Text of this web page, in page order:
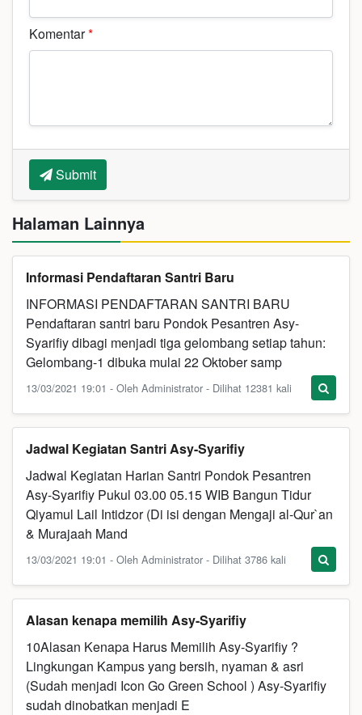
Komentar*
Submit
Halaman Lainnya
Informasi Pendaftaran Santri Baru
INFORMASI PENDAFTARAN SANTRI BARU
Pendaftaran santri baru Pondok Pesantren Asy-
Syarifiy dibagi menjadi tiga gelombang setiap tahun:
Gelombang-1 dibuka mulai 22 Oktober samp
13/03/2021 19:01 - Oleh Administrator - Dilihat 12381 kali
Jadwal Kegiatan Santri Asy-Syarifiy
Jadwal Kegiatan Harian Santri Pondok Pesantren
Asy-Syarifiy Pukul 03.00 05.15 WIB Bangun Tidur
Qiyamul Lail Intidzor (Di isi dengan Mengaji al-Qur`an
& Murajaah Mand
13/03/2021 19:01 - Oleh Administrator - Dilihat 3786 kali
Alasan kenapa memilih Asy-Syarifiy
10Alasan Kenapa Harus Memilih Asy-Syarifiy ?
Lingkungan Kampus yang bersih, nyaman & asri
(Sudah menjadi Icon Go Green School ) Asy-Syarifiy
sudah dinobatkan menjadi E